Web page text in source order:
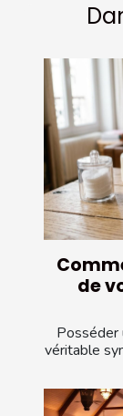
de
Posséder
véritable